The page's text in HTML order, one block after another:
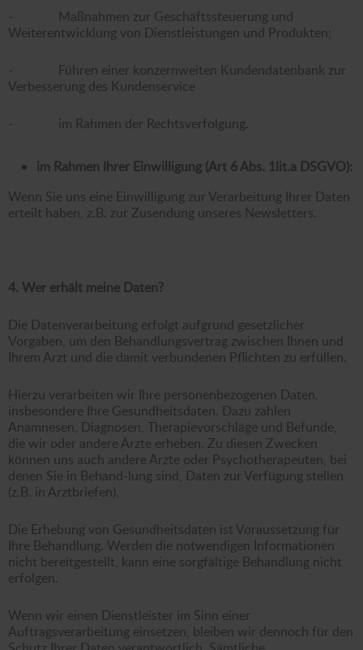
- Maßnahmen zur Geschäftssteuerung und
Weiterentwicklung von Dienstleistungen und Produkten;
- Führen einer konzernweiten Kundendatenbank zur
Verbesserung des Kundenservice
- im Rahmen der Rechtsverfolgung.
im Rahmen Ihrer Einwilligung (Art 6 Abs. 1lit.a DSGVO):
Wenn Sie uns eine Einwilligung zur Verarbeitung Ihrer Daten
erteilt haben, z.B. zur Zusendung unseres Newsletters.
4. Wer erhält meine Daten?
Die Datenverarbeitung erfolgt aufgrund gesetzlicher
Vorgaben, um den Behandlungsvertrag zwischen Ihnen und
Ihrem Arzt und die damit verbundenen Pflichten zu erfüllen.
Hierzu verarbeiten wir Ihre personenbezogenen Daten,
insbesondere Ihre Gesundheitsdaten. Dazu zählen
Anamnesen, Diagnosen, Therapievorschläge und Befunde,
die wir oder andere Ärzte erheben. Zu diesen Zwecken
können uns auch andere Ärzte oder Psychotherapeuten, bei
denen Sie in Behand-lung sind, Daten zur Verfügung stellen
(z.B. in Arztbriefen).
Die Erhebung von Gesundheitsdaten ist Voraussetzung für
Ihre Behandlung. Werden die notwendigen Informationen
nicht bereitgestellt, kann eine sorgfältige Behandlung nicht
erfolgen.
Wenn wir einen Dienstleister im Sinn einer
Auftragsverarbeitung einsetzen, bleiben wir dennoch für den